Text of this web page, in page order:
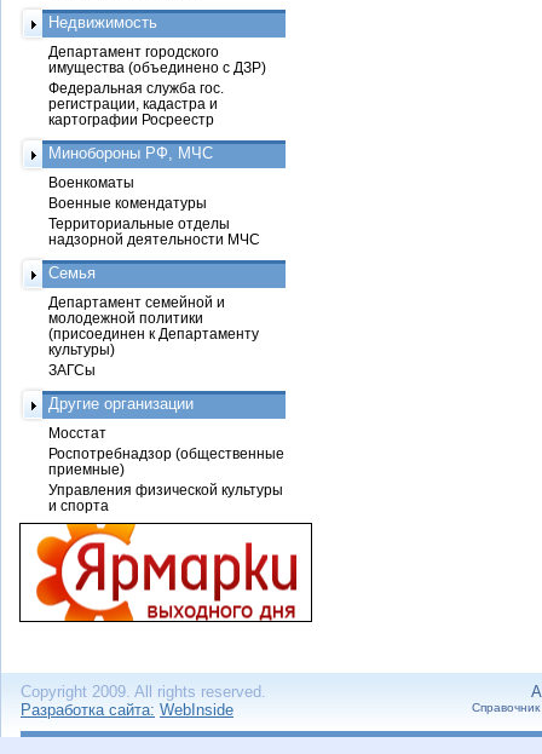
Недвижимость
Департамент городского
имущества (объединено с ДЗР)
Федеральная служба гос.
регистрации, кадастра и
картографии Росреестр
Минобороны РФ, МЧС
Военкоматы
Военные комендатуры
Территориальные отделы
надзорной деятельности МЧС
Семья
Департамент семейной и
молодежной политики
(присоединен к Департаменту
культуры)
ЗАГСы
Другие организации
Мосстат
Роспотребнадзор (общественные
приемные)
Управления физической культуры
и спорта
Copyright 2009. All rights reserved.
Разработка сайта: WebInside